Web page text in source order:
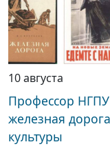
10 августа
Профессор НГПУ
железная
культуры